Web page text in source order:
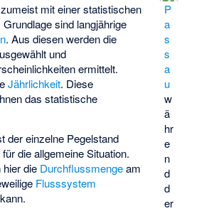
P
a
s
s
a
u
w
ä
hr
e
n
d
d
er
mit einer statistischen
sind langjährige
. Aus diesen werden die
und
ermittelt.
Jährlichkeit. Diese
das statistische
der einzelne Pegelstand
die allgemeine Situation.
die Durchflussmengeam
Flusssystem